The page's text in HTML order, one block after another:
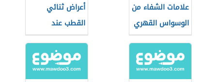
علامات الشفاء من
الوسواس القهري
أعراض ثنائي
القطب عند
الأطفال